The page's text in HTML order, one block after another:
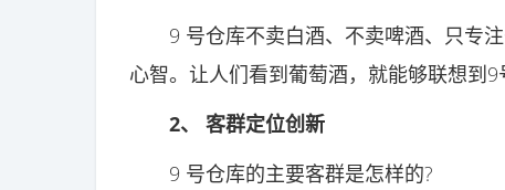
9 号仓库不卖白酒、不卖啤酒、只专注
心智。让人们看到葡萄酒，就能够联想到9
2、 客群定位创新
9 号仓库的主要客群是怎样的?